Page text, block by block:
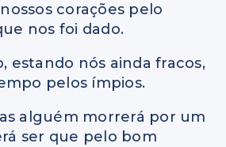
corações pelo
nos foi dado.
estando nós ainda fracos,
pelos ímpios.
alguém morrerá por um
ser que pelo bom